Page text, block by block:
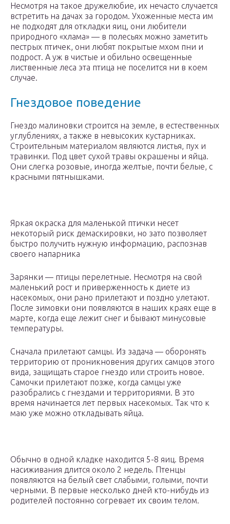
Несмотря на такое дружелюбие, их нечасто случается
встретить на дачах за городом. Ухоженные места им
не подходят для откладки яиц, они любители
природного «хлама» — в полесьях можно заметить
пестрых птичек, они любят покрытые мхом пни и
подрост. А уж в чистые и обильно освещенные
лиственные леса эта птица не поселится ни в коем
случае.
Гнездовое поведение
Гнездо малиновки строится на земле, в естественных
углублениях, а также в невысоких кустарниках.
Строительным материалом являются листья, пух и
травинки. Под цвет сухой травы окрашены и яйца.
Они слегка розовые, иногда желтые, почти белые, с
красными пятнышками.
Яркая окраска для маленькой птички несет
некоторый риск демаскировки, но зато позволяет
быстро получить нужную информацию, распознав
своего напарника
Зарянки — птицы перелетные. Несмотря на свой
маленький рост и приверженность к диете из
насекомых, они рано прилетают и поздно улетают.
После зимовки они появляются в наших краях еще в
марте, когда еще лежит снег и бывают минусовые
температуры.
Сначала прилетают самцы. Из задача — оборонять
территорию от проникновения других самцов этого
вида, защищать старое гнездо или строить новое.
Самочки прилетают позже, когда самцы уже
разобрались с гнездами и территориями. В это
время начинается лет первых насекомых. Так что к
маю уже можно откладывать яйца.
Обычно в одной кладке находится 5-8 яиц. Время
насиживания длится около 2 недель. Птенцы
появляются на белый свет слабыми, голыми, почти
черными. В первые несколько дней кто-нибудь из
родителей постоянно согревает их своим телом.